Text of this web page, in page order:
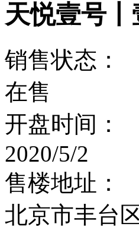
天悦壹号
销售状态：
在售
开盘时间：
2020/5/2
售楼地址：
北京市丰台